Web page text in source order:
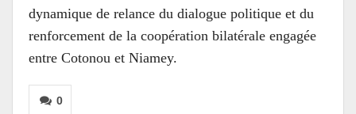
dynamique de relance du dialogue politique et du
renforcement de la coopération bilatérale engagée
entre Cotonou et Niamey.
0